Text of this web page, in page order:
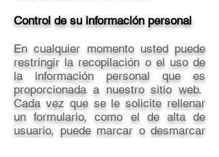
Control de su información personal
En cualquier momento usted puede
restringir la recopilación o el uso de
la información personal que es
proporcionada a nuestro sitio web.
Cada vez que se le solicite rellenar
un formulario, como el de alta de
usuario, puede marcar o desmarcar